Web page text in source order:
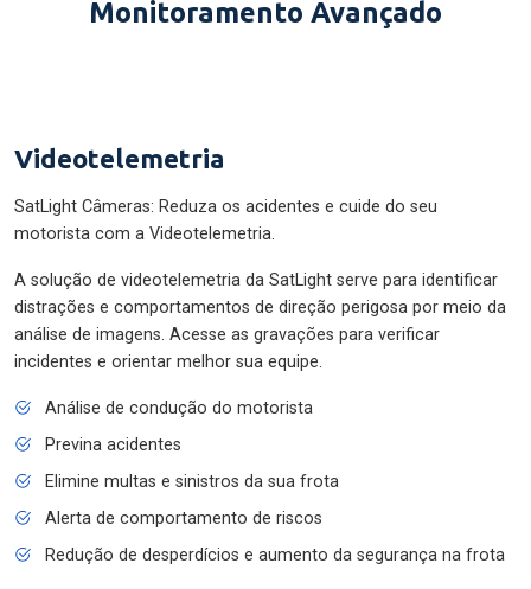
Monitoramento Avançado
Videotelemetria
SatLight Câmeras: Reduza os acidentes e cuide do seu
motorista com a Videotelemetria.
A solução de videotelemetria da SatLight serve para identificar
distrações e comportamentos de direção perigosa por meio da
análise de imagens. Acesse as gravações para verificar
incidentes e orientar melhor sua equipe.
Análise de condução do motorista
Previna acidentes
Elimine multas e sinistros da sua frota
Alerta de comportamento de riscos
Redução de desperdícios e aumento da segurança na frota